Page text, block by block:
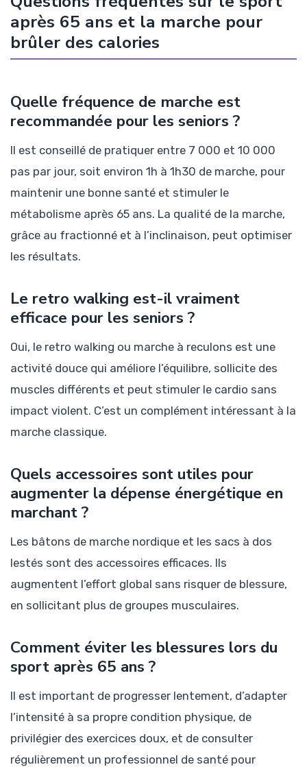
après 65 ans et la marche pour
brûler des calories
Quelle fréquence de marche est
recommandée pour les seniors ?
Il est conseillé de pratiquer entre 7 000 et 10 000
pas par jour, soit environ 1h à 1h30 de marche, pour
maintenir une bonne santé et stimuler le
métabolisme après 65 ans. La qualité de la marche,
grâce au fractionné et à l’inclinaison, peut optimiser
les résultats.
Le retro walking est-il vraiment
efficace pour les seniors ?
Oui, le retro walking ou marche à reculons est une
activité douce qui améliore l’équilibre, sollicite des
muscles différents et peut stimuler le cardio sans
impact violent. C’est un complément intéressant à la
marche classique.
Quels accessoires sont utiles pour
augmenter la dépense énergétique en
marchant ?
Les bâtons de marche nordique et les sacs à dos
lestés sont des accessoires efficaces. Ils
augmentent l’effort global sans risquer de blessure,
en sollicitant plus de groupes musculaires.
Comment éviter les blessures lors du
sport après 65 ans ?
Il est important de progresser lentement, d’adapter
l’intensité à sa propre condition physique, de
privilégier des exercices doux, et de consulter
régulièrement un professionnel de santé pour